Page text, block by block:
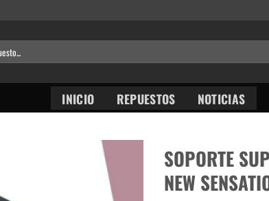
INICIO REPUESTOS NOTICIAS
SOPORTE
NEW